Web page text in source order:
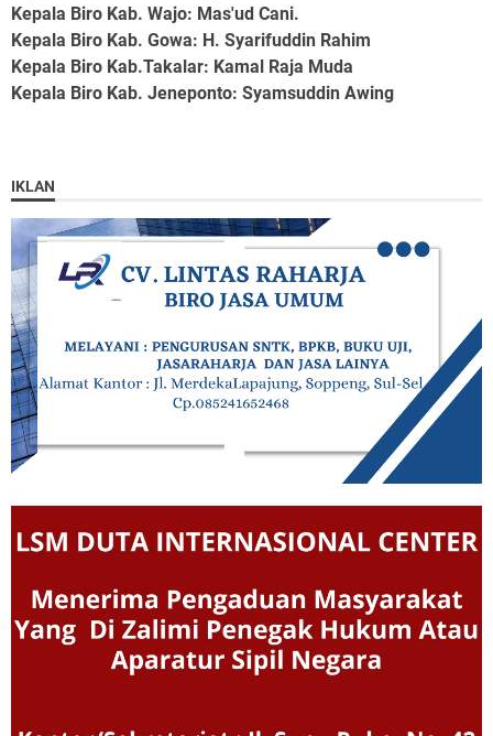
Kepala Biro Kab. Wajo: Mas'ud Cani.
Kepala Biro Kab. Gowa: H. Syarifuddin Rahim
Kepala Biro Kab.Takalar: Kamal Raja Muda
Kepala Biro Kab. Jeneponto: Syamsuddin Awing
IKLAN